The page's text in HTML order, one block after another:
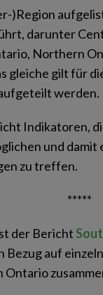
)Region
darunter
Northern
gleiche gilt für
werden.
Indikatoren,
und
zu treffen.
*****
der Bericht
auf
Ontario